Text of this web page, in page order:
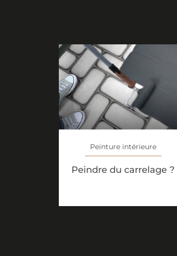
Peinture intérieure
Peindre du carrelage ?